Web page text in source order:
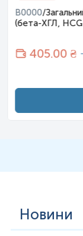
B0000/
(бета-ХГЛ,
405.00 ₴
Новини